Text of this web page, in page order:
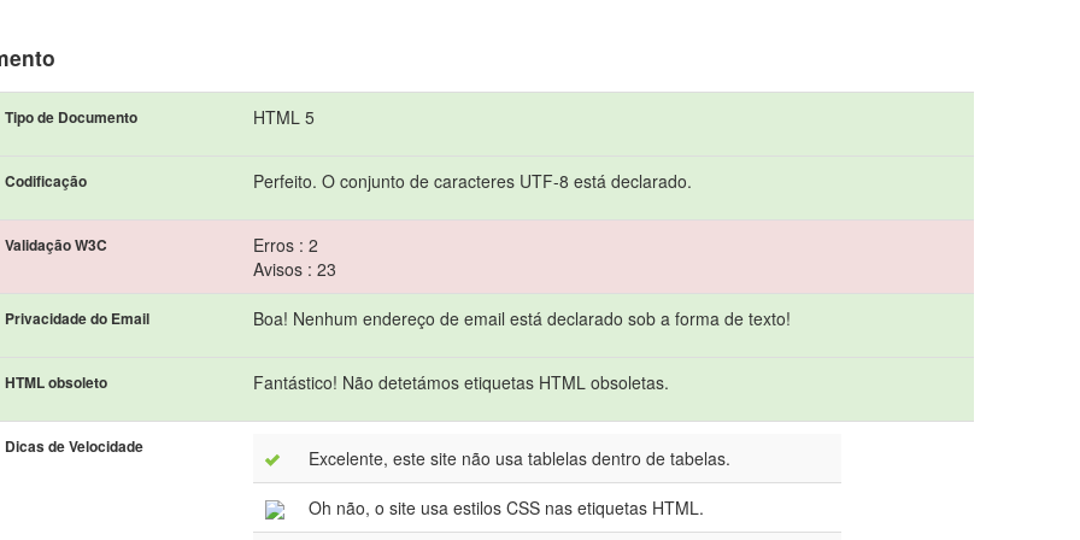
Tipo de Documento HTML 5
Codificação Perfeito. O conjunto de caracteres UTF-8 está declarado.
Validação W3C
Erros : 2
Avisos : 23
Privacidade do Email Boa! Nenhum endereço de email está declarado sob a forma de texto!
HTML obsoleto Fantástico! Não detetámos etiquetas HTML obsoletas.
Dicas de Velocidade Excelente, este site não usa tablelas dentro de tabelas.
Oh não, o site usa estilos CSS nas etiquetas HTML.